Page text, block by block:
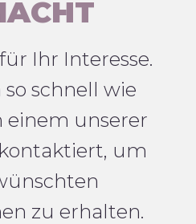
Ihr Interesse.
so schnell wie
einem unserer
um
zu erhalten.